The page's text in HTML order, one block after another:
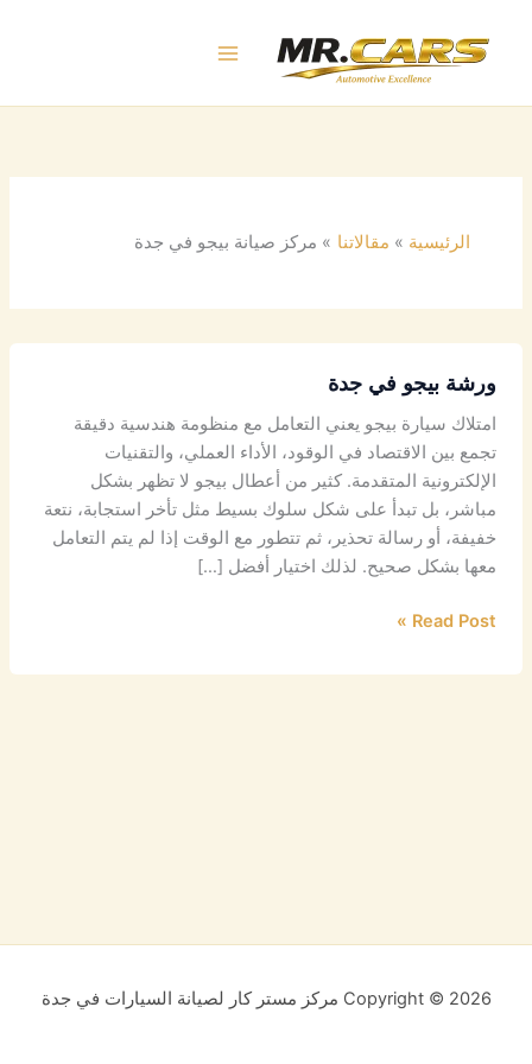
المحتوى
الرئيسية مقالاتنا مركز صيانة بيجو في جدة
ورشة بيجو في جدة
امتلاك سيارة بيجو يعني التعامل مع منظومة هندسية دقيقة
تجمع بين الاقتصاد في الوقود، الأداء العملي، والتقنيات
الإلكترونية المتقدمة. كثير من أعطال بيجو لا تظهر بشكل
مباشر، بل تبدأ على شكل سلوك بسيط مثل تأخر استجابة، نتعة
خفيفة، أو رسالة تحذير، ثم تتطور مع الوقت إذا لم يتم التعامل
معها بشكل صحيح. لذلك اختيار أفضل […]
Read Post »
Copyright © 2026 مركز مستر كار لصيانة السيارات في جدة